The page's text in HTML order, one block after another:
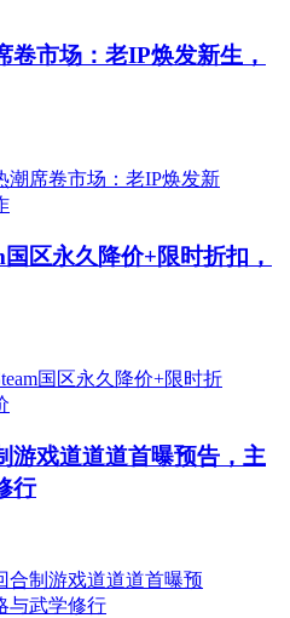
卷市场：老IP焕发新生，
区永久降价+限时折扣，
游戏道道道首曝预告，主
行